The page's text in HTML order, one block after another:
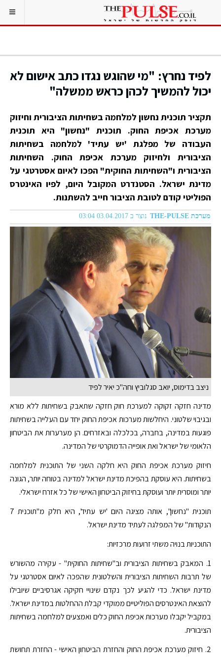
לפיד נחרץ: "מי שהוגש נגדו כתב אישום לא
יכול להמשיך לכהן כראש ממשלה"
תקציר תוכנית נחשון למלחמה בשחיתות הציבורית וחיזוק
מערכת אכיפת החוק. תוכנית "נחשון" היא תוכנית
העבודה של מפלגת 'יש עתיד' למלחמה בשחיתות
הציבורית ולחיזוק מערכת אכיפת החוק. השחיתות
הציבורית ו"השחיתות החוקית" הפכו לאיום אסטרטגי על
מדינת ישראל. הסטנדרט המקובל היום, לפיו האינטרס
הפוליטי קודם לטובת הציבור חייב להשתנות.
מערכת THE-PULSE נוצר ב 03.04.2017 03:04
ניצב בדימוס, יואב סגלוביץ וחה"כ יאיר לפיד
מדינה חזקה זקוקה למערכת חוק חזקה שתאבק בשחיתות ללא מורא
ובגיבוי שלטוני. היחלשות מערכות אכיפת החוק יחד עם העלייה בשחיתות
פוגעות במדינה, בחברה, בכלכלה ובאזרחים. הן מערערות את הביטחון
הלאומי של ישראל ואת אופייה הדמוקרטי של המדינה.
חיזוק מערכת אכיפת החוק היא חלקה השני של התוכנית למלחמה
בשחיתות. היא עוסקת בהפיכת מדינת ישראל למדינה בטוחה יותר, הגונה
יותר ומוסרית יותר ועוסקת בחיזוק הביטחון האישי של כל אזרח ישראלי.
תוכנית "נחשון", אותה מציגה היום 'יש עתיד', היא חלק מ"תוכנית 7
הנקודות" של המפלגה לעתיד מדינת ישראל.
התוכניות בנויה משתי זרועות מרכזיות:
1. המאבק בשחיתות הציבורית וב"שחיתות החוקית" - עקירה מהשורש
של תרבות השחיתות הציבורית והשלטונית שהפכה לאיום אסטרטגי על
מדינת ישראל. כדי להגיע לכך נקדם שינויי חקיקה אגרסיביים שיובילו
להוצאת האינטרסים הפוליטיים ממוקדי קבלת ההחלטות במדינת ישראל.
במקביל יקבלו מערכות אכיפת החוק כלים ואמצעים למלחמה בשחיתות
הציבורית.
2. חיזוק מערכת אכיפת החוק והחזרת הביטחון האישי - החזרת תחושת